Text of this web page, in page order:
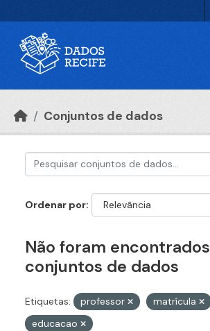
Conjuntos de dados
Ordenar por
Não foram encontrados
conjuntos de dados
Etiquetas: professor matrícula
educacao